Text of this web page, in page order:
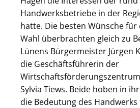
Handwerksbetriebe in der
hatte. Die besten Wünsche
Wahl überbrachten gleich zu
Lünens Bürgermeister Jürgen
die Geschäftsführerin der
Sylvia Tiews. Beide hoben in
die Bedeutung des